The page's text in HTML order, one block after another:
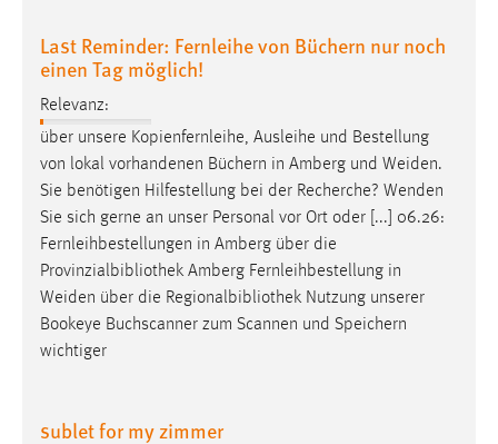
Last Reminder: Fernleihe von Büchern nur noch
einen Tag möglich!
Relevanz:
über unsere Kopienfernleihe, Ausleihe und Bestellung
von lokal vorhandenen Büchern in Amberg und Weiden.
Sie benötigen Hilfestellung bei der Recherche? Wenden
Sie sich gerne an unser Personal vor Ort oder [...] 06.26:
Fernleihbestellungen in Amberg über die
Provinzialbibliothek Amberg Fernleihbestellung in
Weiden über die Regionalbibliothek Nutzung unserer
Bookeye Buchscanner zum Scannen und Speichern
wichtiger
sublet for my zimmer